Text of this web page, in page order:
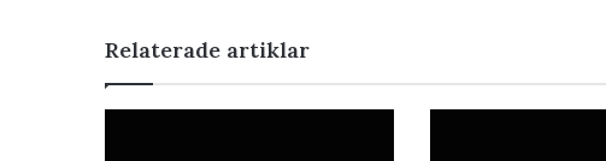
Relaterade artiklar